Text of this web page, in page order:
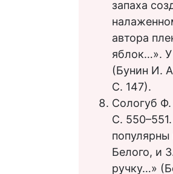
запаха
автора
яблок…». У
(Бунин И.
С. 147).
Сологуб
С.
Белого, и
ручку…»